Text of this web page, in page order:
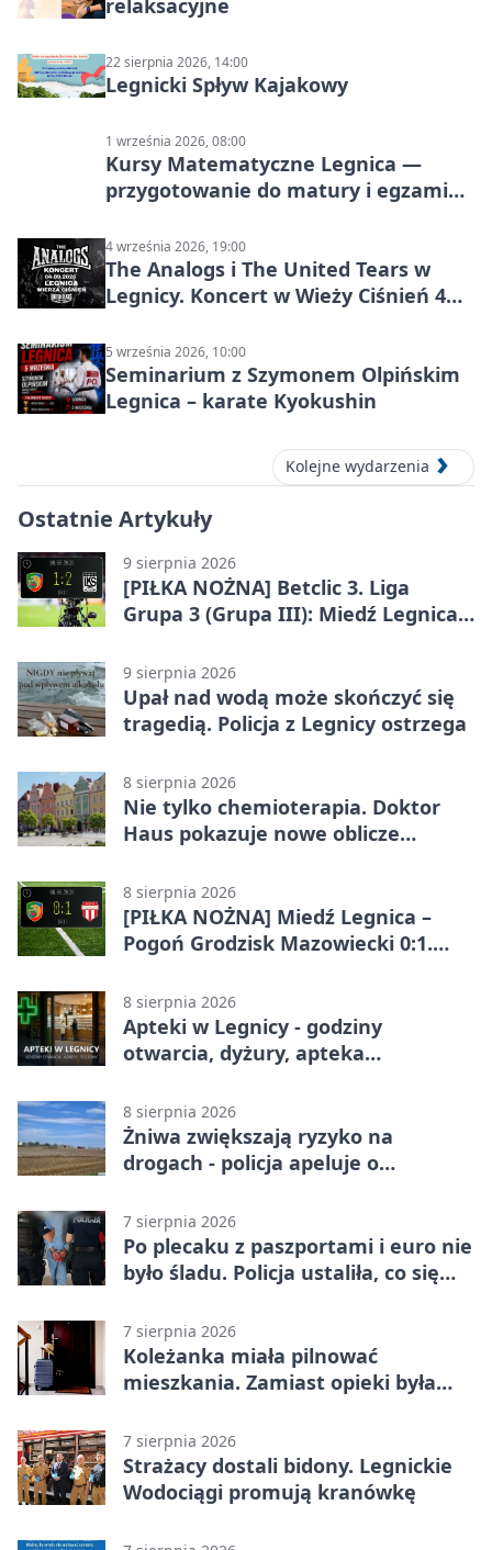
relaksacyjne
22 sierpnia 2026, 14:00
Legnicki Spływ Kajakowy
1 września 2026, 08:00
Kursy Matematyczne Legnica —
przygotowanie do matury i egzaminu
4 września 2026, 19:00
The Analogs i The United Tears w
Legnicy. Koncert w Wieży Ciśnień 4
5 września 2026, 10:00
Seminarium z Szymonem Olpińskim
Legnica – karate Kyokushin
Kolejne wydarzenia
Ostatnie Artykuły
9 sierpnia 2026
[PIŁKA NOŻNA] Betclic 3. Liga
Grupa 3 (Grupa III): Miedź Legnica
gości w Legnicy
9 sierpnia 2026
Upał nad wodą może skończyć się
tragedią. Policja z Legnicy ostrzega
8 sierpnia 2026
Nie tylko chemioterapia. Doktor
Haus pokazuje nowe oblicze
8 sierpnia 2026
[PIŁKA NOŻNA] Miedź Legnica –
Pogoń Grodzisk Mazowiecki 0:1.
meczu w Legnicy
8 sierpnia 2026
Apteki w Legnicy - godziny
otwarcia, dyżury, apteka
8 sierpnia 2026
Żniwa zwiększają ryzyko na
drogach - policja apeluje o
7 sierpnia 2026
Po plecaku z paszportami i euro nie
było śladu. Policja ustaliła, co się
7 sierpnia 2026
Koleżanka miała pilnować
mieszkania. Zamiast opieki była
7 sierpnia 2026
Strażacy dostali bidony. Legnickie
Wodociągi promują kranówkę